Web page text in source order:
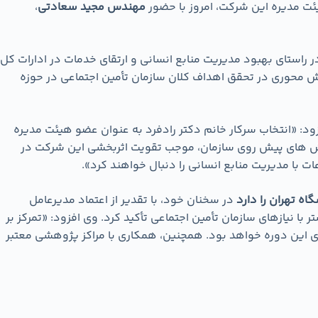
مدیره این شرکت، امروز با حضورمهندس مجید سعادتی،
بهبود مدیریت منابع انسانی و ارتقای خدمات در ادارات کل
محوری در تحقق اهداف کلان سازمان تأمین اجتماعی در حوزه
«انتخاب سرکار خانم دکتر رادفرد به عنوان عضو هیئت مدیره
های پیش روی سازمان، موجب تقویت اثربخشی این شرکت در
با مدیریت منابع انسانی را دنبال خواهند کرد».
تهران را دارد در سخنان خود، با تقدیر از اعتماد مدیرعامل
سازمان تأمین اجتماعی تأکید کرد. وی افزود: «تمرکز بر
این دوره خواهد بود. همچنین، همکاری با مراکز پژوهشی معتبر